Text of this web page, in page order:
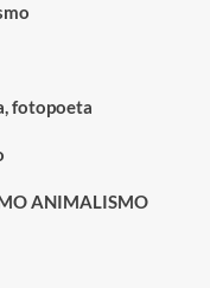
fotopoeta
ANIMALISMO